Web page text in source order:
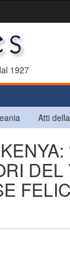
1927
Atti
DEL